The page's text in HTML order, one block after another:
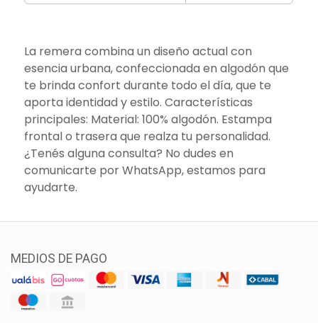
La remera combina un diseño actual con
esencia urbana, confeccionada en algodón que
te brinda confort durante todo el día, que te
aporta identidad y estilo. Características
principales: Material: 100% algodón. Estampa
frontal o trasera que realza tu personalidad.
¿Tenés alguna consulta? No dudes en
comunicarte por WhatsApp, estamos para
ayudarte.
MEDIOS DE PAGO